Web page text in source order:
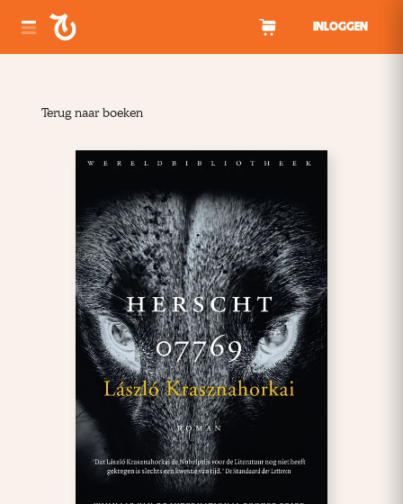
INLOGGEN
Terug naar boeken